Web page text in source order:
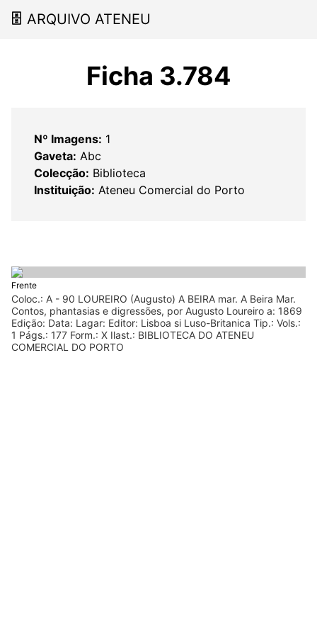
🗄 ARQUIVO ATENEU
Ficha 3.784
Nº Imagens: 1
Gaveta: Abc
Colecção: Biblioteca
Instituição: Ateneu Comercial do Porto
Frente
Coloc.: A - 90 LOUREIRO (Augusto) A BEIRA mar. A Beira Mar.
Contos, phantasias e digressões, por Augusto Loureiro a: 1869
Edição: Data: Lagar: Editor: Lisboa si Luso-Britanica Tip.: Vols.:
1 Págs.: 177 Form.: X Ilast.: BIBLIOTECA DO ATENEU
COMERCIAL DO PORTO